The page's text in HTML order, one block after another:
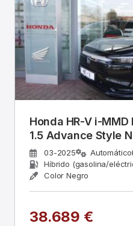
Honda HR-V i-
1.5 Advance Style N
03-2025 Automático
Híbrido (gasolina/
Color Negro
38.689 €